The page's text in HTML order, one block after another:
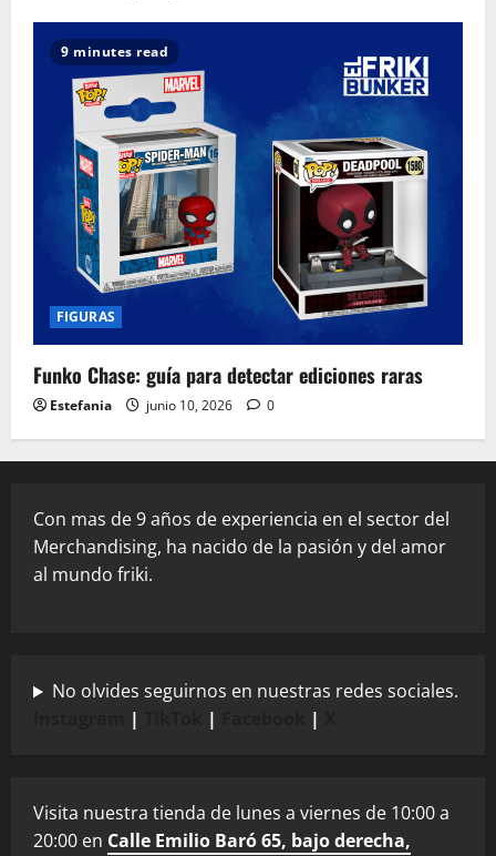
9 minutes read
FIGURAS
Funko Chase: guía para detectar ediciones raras
Estefania junio 10, 2026 0
Con mas de 9 años de experiencia en el sector del
Merchandising, ha nacido de la pasión y del amor
al mundo friki.
No olvides seguirnos en nuestras redes sociales.
| | |
Visita nuestra tienda de lunes a viernes de 10:00 a
20:00 en Calle Emilio Baró 65, bajo derecha,